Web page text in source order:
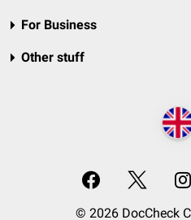
For Business
Other stuff
© 2026 DocCheck